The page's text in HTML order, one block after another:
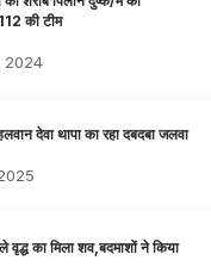
की टीम
2024
देवा थापा का रहा दबदबा जलवा
का मिला शव,बदमाशों ने किया